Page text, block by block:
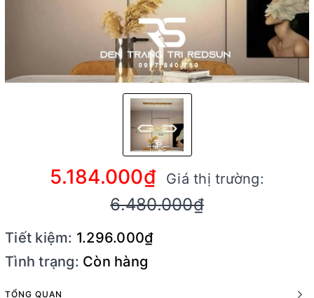
5.184.000₫ Giá thị trường:
6.480.000₫
Tiết kiệm: 1.296.000₫
Tình trạng: Còn hàng
TỔNG QUAN